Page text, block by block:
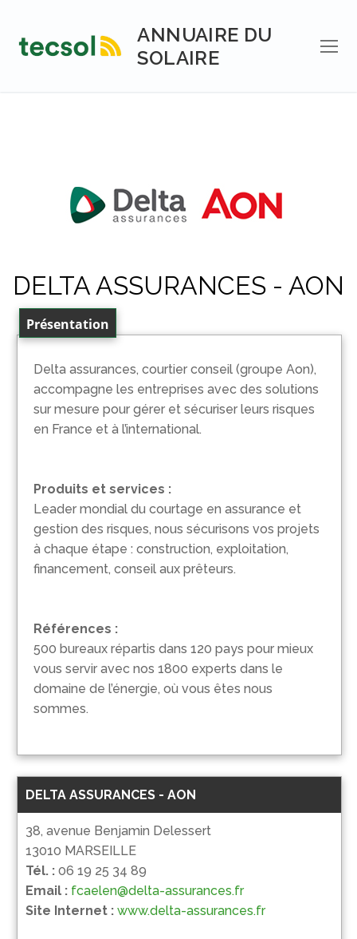
contenu
ANNUAIRE DU
SOLAIRE
DELTA ASSURANCES - AON
Présentation
Delta assurances, courtier conseil (groupe Aon),
accompagne les entreprises avec des solutions
sur mesure pour gérer et sécuriser leurs risques
en France et à l’international.
Produits et services :
Leader mondial du courtage en assurance et
gestion des risques, nous sécurisons vos projets
à chaque étape : construction, exploitation,
financement, conseil aux prêteurs.
Références :
500 bureaux répartis dans 120 pays pour mieux
vous servir avec nos 1800 experts dans le
domaine de l’énergie, où vous êtes nous
sommes.
DELTA ASSURANCES - AON
38, avenue Benjamin Delessert
13010 MARSEILLE
Tél. : 06 19 25 34 89
Email : fcaelen@delta-assurances.fr
Site Internet : www.delta-assurances.fr